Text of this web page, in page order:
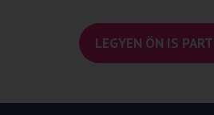
LEGYEN ÖN IS